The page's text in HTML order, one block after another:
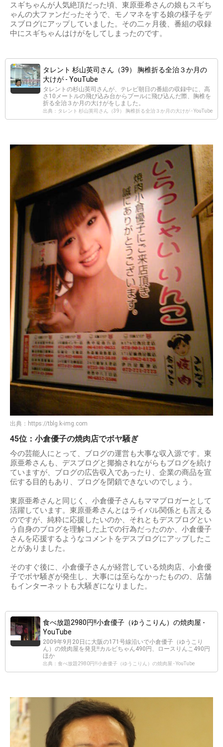
スギちゃんが人気絶頂だった頃、東原亜希さんの娘もスギち
ゃんの大ファンだったそうで、モノマネをする娘の様子をデ
スブログにアップしていました。その二ヶ月後、番組の収録
中にスギちゃんはけがをしてしまったのです。
タレント 杉山英司さん（39） 胸椎折る全治３か月の
大けが - YouTube
タレントの杉山英司さんが、テレビ朝日の番組の収録中に、高
さ10メートルの飛び込み台からプールに飛び込んだ際、胸椎を
折る全治３か月の大けがをしました。
出典：タレント 杉山英司さん（39） 胸椎折る全治３か月の大けが - YouTube
出典： https://tblg.k-img.com
45位：小倉優子の焼肉店でボヤ騒ぎ
今の芸能人にとって、ブログの運営も大事な収入源です。東
原亜希さんも、デスブログと揶揄されながらもブログを続け
ていますが、ブログの広告収入であったり、企業の商品を宣
伝する目的もあり、ブログを閉鎖できないのでしょう。
東原亜希さんと同じく、小倉優子さんもママブロガーとして
活躍しています。東原亜希さんとはライバル関係とも言える
のですが、純粋に応援したいのか、それともデスブログとい
う自身のブログを理解した上での行為だったのか、小倉優子
さんを応援するようなコメントをデスブログにアップしたこ
とがありました。
そのすぐ後に、小倉優子さんが経営している焼肉店、小倉優
子でボヤ騒ぎが発生し、大事には至らなかったものの、店舗
もインターネットも大騒ぎになりました。
食べ放題2980円!!小倉優子（ゆうこりん）の焼肉屋 -
YouTube
2009年9月20日に大阪の171号線沿いで小倉優子（ゆうこり
ん）の焼肉屋を発見!!カルビちゃん490円、ロースりんこ490円
ほか
出典：食べ放題2980円!!小倉優子（ゆうこりん）の焼肉屋 - YouTube